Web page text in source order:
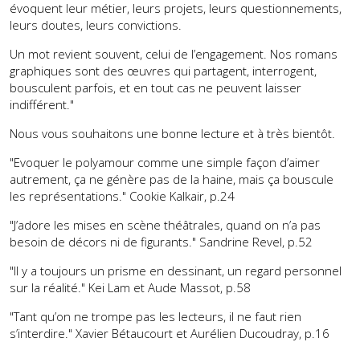
évoquent leur métier, leurs projets, leurs questionnements,
leurs doutes, leurs convictions.
Un mot revient souvent, celui de l’engagement. Nos romans
graphiques sont des œuvres qui partagent, interrogent,
bousculent parfois, et en tout cas ne peuvent laisser
indifférent."
Nous vous souhaitons une bonne lecture et à très bientôt.
"Evoquer le polyamour comme une simple façon d’aimer
autrement, ça ne génère pas de la haine, mais ça bouscule
les représentations." Cookie Kalkair, p.24
"J’adore les mises en scène théâtrales, quand on n’a pas
besoin de décors ni de figurants." Sandrine Revel, p.52
"Il y a toujours un prisme en dessinant, un regard personnel
sur la réalité." Kei Lam et Aude Massot, p.58
"Tant qu’on ne trompe pas les lecteurs, il ne faut rien
s’interdire." Xavier Bétaucourt et Aurélien Ducoudray, p.16